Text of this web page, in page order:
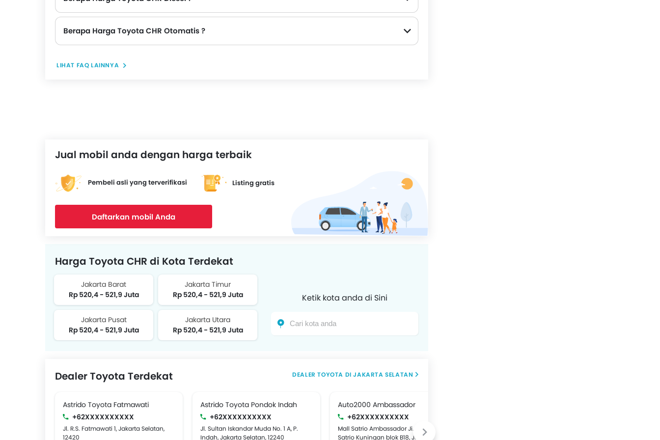
Berapa Harga Toyota CHR Otomatis ?
LIHAT FAQ LAINNYA
Jual mobil anda dengan harga terbaik
Pembeli asli yang terverifikasi Listing gratis
Daftarkan mobil Anda
Harga Toyota CHR di Kota Terdekat
Jakarta Barat
Rp 520,4 - 521,9 Juta
Jakarta Timur
Rp 520,4 - 521,9 Juta
Jakarta Pusat
Rp 520,4 - 521,9 Juta
Jakarta Utara
Rp 520,4 - 521,9 Juta
Ketik kota anda di Sini
Dealer Toyota Terdekat
Astrido Toyota Fatmawati
+62XXXXXXXXXX
Jl. R.S. Fatmawati 1, Jakarta Selatan,
12420
Astrido Toyota Pondok Indah
+62XXXXXXXXXX
Jl. Sultan Iskandar Muda No. 1 A, P.
Indah, Jakarta Selatan, 12240
Auto2000 Ambassador
+62XXXXXXXXXX
Mall Satrio Ambassador Ji. Prof Dr
Satrio Kuningan blok B18, Jakarta
DEALER TOYOTA DI JAKARTA SELATAN